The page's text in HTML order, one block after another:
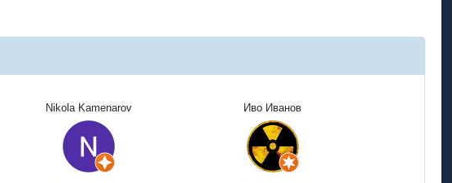
Nikola Kamenarov Иво Иванов